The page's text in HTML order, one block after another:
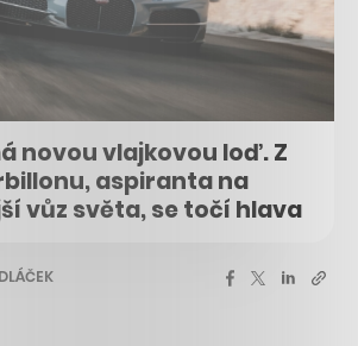
novou vlajkovou loď. Z
aspiranta na
vůz světa, se točí hlava